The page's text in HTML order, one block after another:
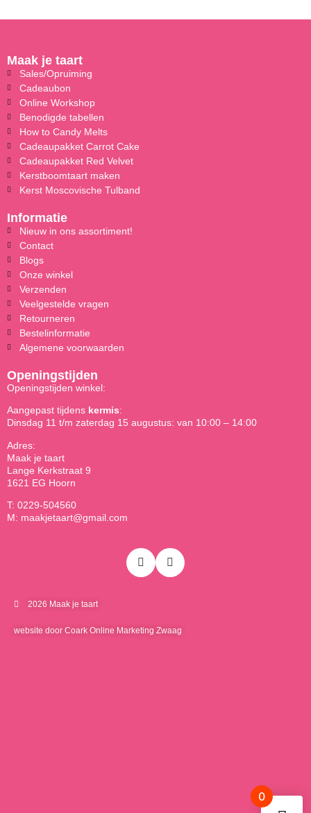
Maak je taart
Sales/Opruiming
Cadeaubon
Online Workshop
Benodigde tabellen
How to Candy Melts
Cadeaupakket Carrot Cake
Cadeaupakket Red Velvet
Kerstboomtaart maken
Kerst Moscovische Tulband
Informatie
Nieuw in ons assortiment!
Contact
Blogs
Onze winkel
Verzenden
Veelgestelde vragen
Retourneren
Bestelinformatie
Algemene voorwaarden
Openingstijden
Openingstijden winkel:
Aangepast tijdens kermis:
Dinsdag 11 t/m zaterdag 15 augustus: van 10:00 – 14:00
Adres:
Maak je taart
Lange Kerkstraat 9
1621 EG Hoorn
T: 0229-504560
M: maakjetaart@gmail.com
2026 Maak je taart
website door Coark Online Marketing Zwaag
0